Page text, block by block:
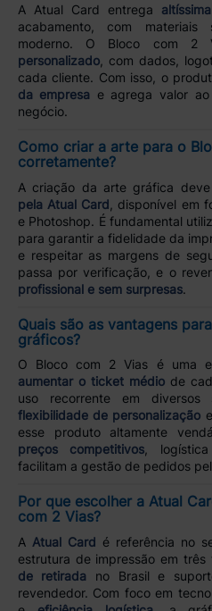
A Atual Card entrega
acabamento, com materiais
moderno. O Bloco com
personalizado, com dados,
cada cliente. Com isso, o
da empresa e agrega valor
negócio.
Como criar a arte para o
corretamente?
A criação da arte gráfica
pela Atual Card , disponível em
e Photoshop. É fundamental
para garantir a fidelidade da
e respeitar as margens de
passa por verificação, e o
profissional e sem surpresas.
Quais são as vantagens
gráficos?
O Bloco com 2 Vias é uma
aumentar o ticket médiode
uso recorrente em diversos
flexibilidade de personalização
esse produto altamente
preços competitivos,
facilitam a gestão de pedidos
Por que escolher a Atual
com 2 Vias?
A Atual Card é referência no
estrutura de impressão em três
de retirada no Brasil e
revendedor. Com foco em